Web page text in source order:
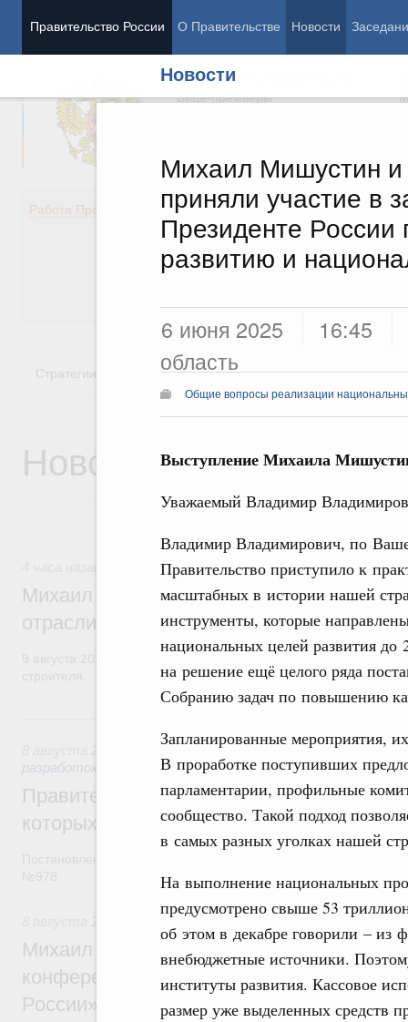
Правительство России О Правительстве Новости
Новости
Михаил Мишустин и
приняли участие в
Президенте России
развитию и
6 июня 2025
16:45
область
Общие вопросы реализации
Выступление Михаила
Уважаемый Владимир
Владимир Владимирович, по
Правительство приступило к
масштабных в истории нашей
инструменты, которые
национальных целей развития до
на решение ещё целого ряда
Собранию задач по повышению
Запланированные мероприятия,
В проработке поступивших
парламентарии, профильные
сообщество. Такой подход
в самых разных уголках нашей
На выполнение национальных
предусмотрено свыше 53
об этом в декабре говорили – из
внебюджетные источники.
институты развития. Кассовое
размер уже выделенных средств
Председатель Правительства
Вице-премьеры
Работа Правительства
Демография
Здоровье
Образование
Культура
Государство
Стратегии Государственные программы
Новости
Регулирование в сфере строительства
Михаил Мишустин поздравил
отрасли с профессиональным
9 августа 2026 года отмечается профессиональный праздник
Государственная политика в сфере
разработок
Правительство расширило перечень
которых освобождаются от НДФЛ
Отрасль информационных технологий
Михаил Мишустин дал поручения по
конференции «Цифровая индустрия
России»